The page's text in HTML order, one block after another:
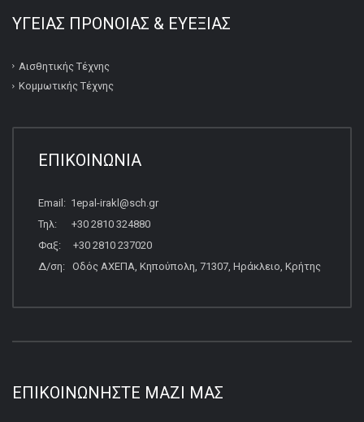
ΥΓΕΙΑΣ ΠΡΟΝΟΙΑΣ & ΕΥΕΞΙΑΣ
Αισθητικής Τέχνης
Κομμωτικής Τέχνης
ΕΠΙΚΟΙΝΩΝΙΑ
Email: 1epal-irakl@sch.gr
Τηλ: +30 2810 324880
Φαξ: +30 2810 237020
Δ/ση: Οδός ΑΧΕΠΑ, Κηπούπολη, 71307, Ηράκλειο, Κρήτης
ΕΠΙΚΟΙΝΩΝΉΣΤΕ ΜΑΖΊ ΜΑΣ